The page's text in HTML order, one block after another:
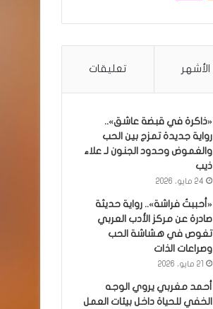
الأشهر تعليقات
«ذاكرة في قبضة عاشق»..
رواية جديدة تمزج بين الحب
والغموض وحدود الجنون لـ علاء
ذيب
24 مايو، 2026
«أحببتُ فراشة».. رواية حديثة
صادرة عن مركز الأدب العربي
تغوص في هشاشة الحب
وصراعات الذات
21 مايو، 2026
أحمد مغربي يروي الوجه
الخفي للحياة داخل بيئات العمل